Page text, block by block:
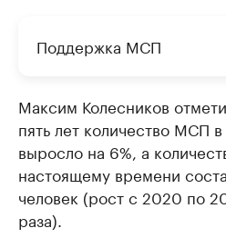
Поддержка МСП
Максим Колесников
пять лет количество МСП
выросло на 6%, а
настоящему времени
человек (рост с 2020 по
раза).